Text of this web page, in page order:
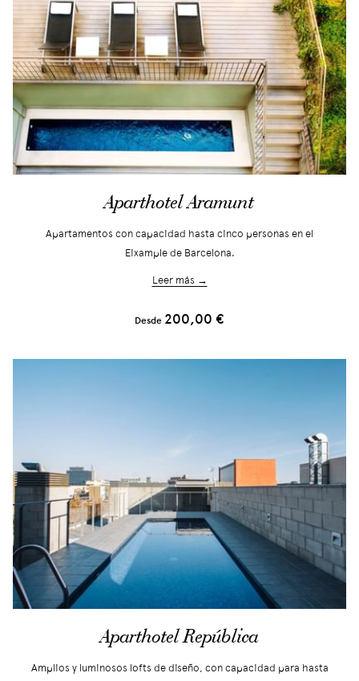
Aparthotel Aramunt
Apartamentos con capacidad hasta cinco personas en el
Eixample de Barcelona.
Leer más →
Desde 200,00 €
Aparthotel República
Amplios y luminosos lofts de diseño, con capacidad para hasta